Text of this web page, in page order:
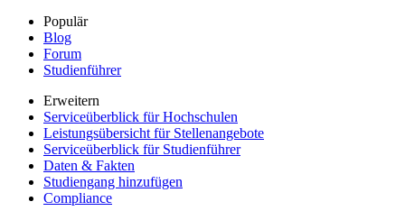
Populär
Blog
Forum
Studienführer
Erweitern
Serviceüberblick für Hochschulen
Leistungsübersicht für Stellenangebote
Serviceüberblick für Studienführer
Daten & Fakten
Studiengang hinzufügen
Compliance